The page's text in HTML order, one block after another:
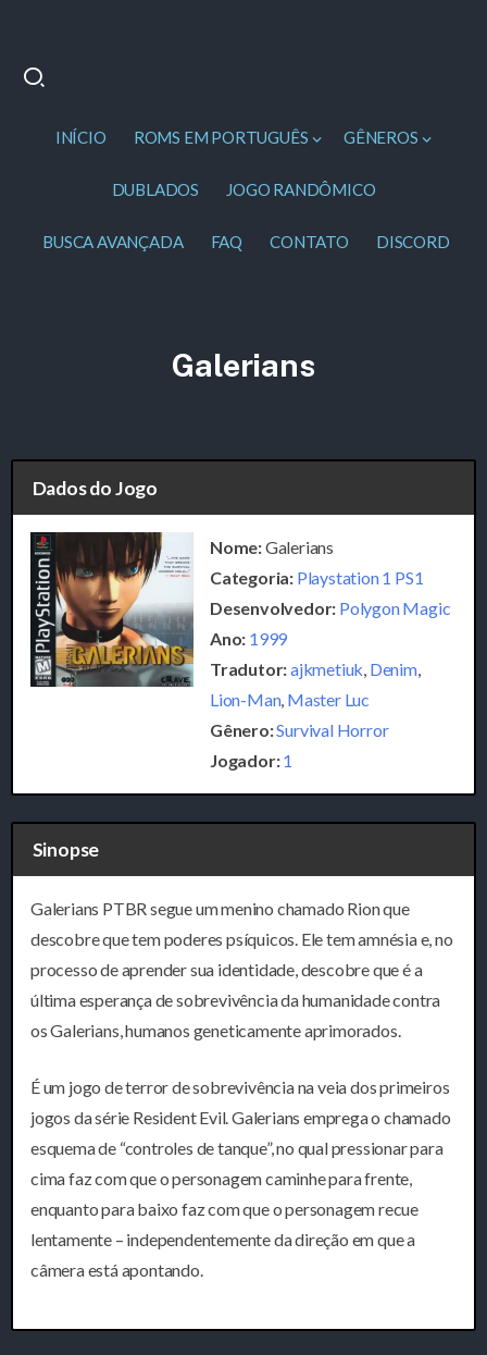
INÍCIO ROMS EM PORTUGUÊS GÊNEROS
DUBLADOS JOGO RANDÔMICO
BUSCA AVANÇADA FAQ CONTATO DISCORD
Galerians
Dados do Jogo
Nome:Galerians
Categoria: Playstation 1 PS1
Desenvolvedor: Polygon Magic
Ano: 1999
Tradutor:ajkmetiuk Denim,
Lion-Man, Master Luc
Gênero:Survival Horror
Jogador:1
Sinopse
Galerians PTBR segue um menino chamado Rion que
descobre que tem poderes psíquicos. Ele tem amnésia e, no
processo de aprender sua identidade, descobre que é a
última esperança de sobrevivência da humanidade contra
os Galerians, humanos geneticamente aprimorados.
É um jogo de terror de sobrevivência na veia dos primeiros
jogos da série Resident Evil. Galerians emprega o chamado
esquema de “controles de tanque”, no qual pressionar para
cima faz com que o personagem caminhe para frente,
enquanto para baixo faz com que o personagem recue
lentamente – independentemente da direção em que a
câmera está apontando.